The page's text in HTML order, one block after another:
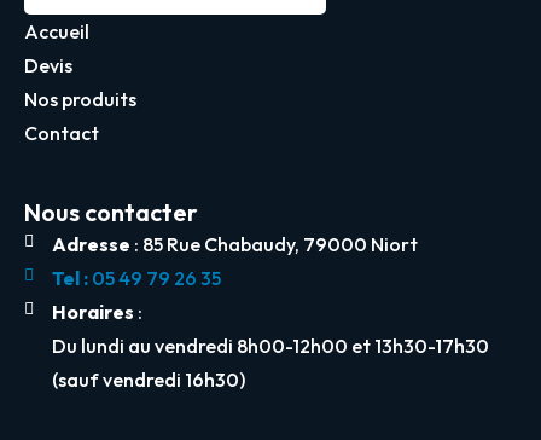
Accueil
Devis
Nos produits
Contact
Nous contacter
Adresse : 85 Rue Chabaudy, 79000 Niort
Tel :05 49 79 26 35
Horaires :
Du lundi au vendredi 8h00-12h00 et 13h30-17h30
(sauf vendredi 16h30)